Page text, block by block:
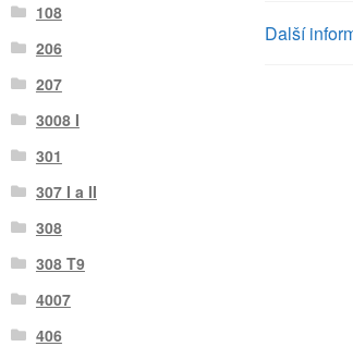
Další
108
206
207
3008 I
301
307 I a II
308
308 T9
4007
406